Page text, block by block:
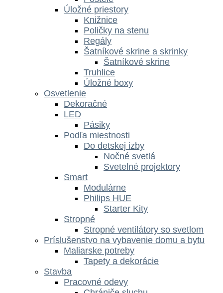
Úložné priestory
Knižnice
Poličky na stenu
Regály
Šatníkové skrine a skrinky
Šatníkové skrine
Truhlice
Úložné boxy
Osvetlenie
Dekoračné
LED
Pásiky
Podľa miestnosti
Do detskej izby
Nočné svetlá
Svetelné projektory
Smart
Modulárne
Philips HUE
Starter Kity
Stropné
Stropné ventilátory so svetlom
Príslušenstvo na vybavenie domu a bytu
Maliarske potreby
Tapety a dekorácie
Stavba
Pracovné odevy